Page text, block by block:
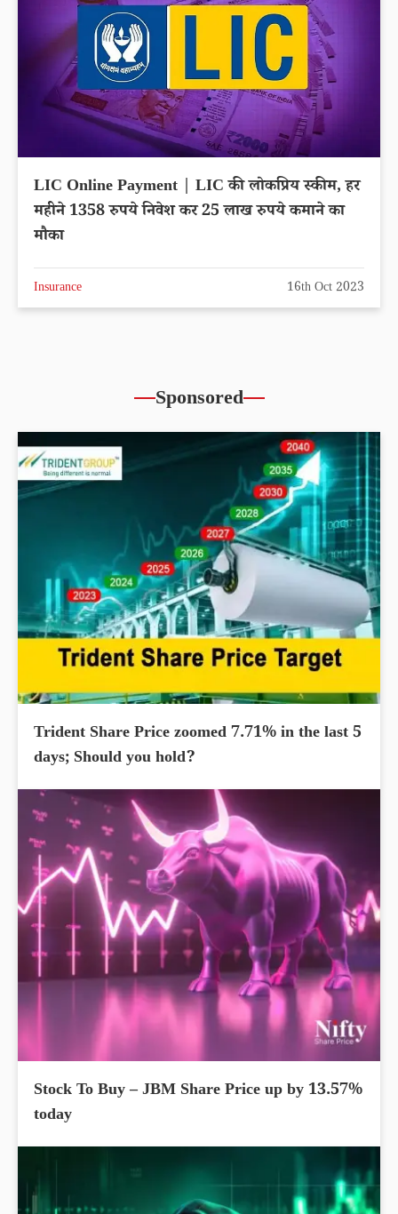
LIC Online Payment | LIC की लोकप्रिय स्कीम, हर
महीने 1358 रुपये निवेश कर 25 लाख रुपये कमाने का
मौका
Insurance 16th Oct 2023
Sponsored
Trident Share Price zoomed 7.71% in the last 5
days; Should you hold?
Stock To Buy – JBM Share Price up by 13.57%
today